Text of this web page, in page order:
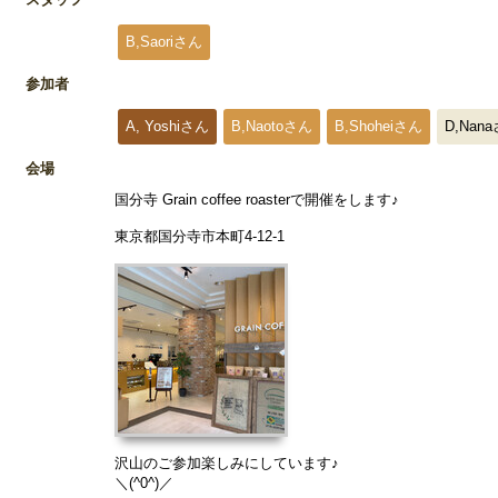
B,Saoriさん
参加者
A, Yoshiさん B,Naotoさん B,Shoheiさん D,Nana
会場
国分寺 Grain coffee roasterで開催をします♪
東京都国分寺市本町4-12-1
沢山のご参加楽しみにしています♪
＼(^0^)／